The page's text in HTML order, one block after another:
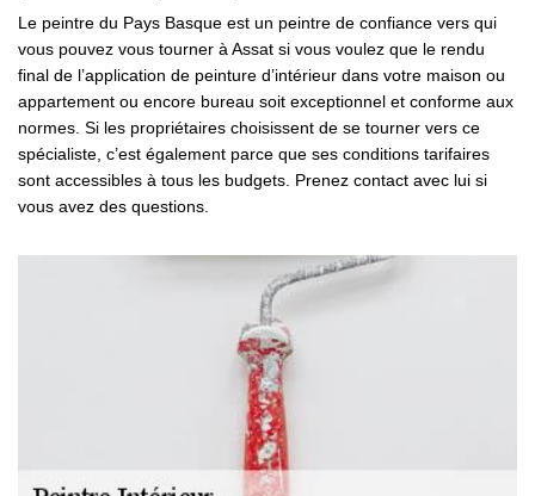
Le peintre du Pays Basque est un peintre de confiance vers qui
vous pouvez vous tourner à Assat si vous voulez que le rendu
final de l’application de peinture d’intérieur dans votre maison ou
appartement ou encore bureau soit exceptionnel et conforme aux
normes. Si les propriétaires choisissent de se tourner vers ce
spécialiste, c’est également parce que ses conditions tarifaires
sont accessibles à tous les budgets. Prenez contact avec lui si
vous avez des questions.